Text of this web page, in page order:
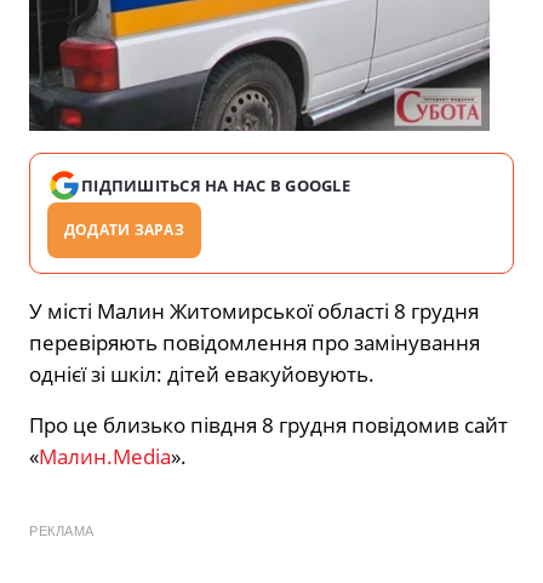
ПІДПИШІТЬСЯ НА НАС В GOOGLE
ДОДАТИ ЗАРАЗ
У місті Малин Житомирської області 8 грудня
перевіряють повідомлення про замінування
однієї зі шкіл: дітей евакуйовують.
Про це близько півдня 8 грудня повідомив сайт
«Малин.Media».
РЕКЛАМА